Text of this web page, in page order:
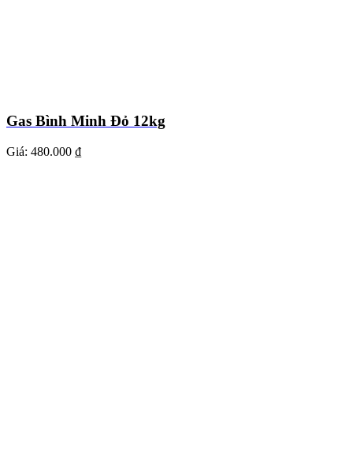
Gas Bình Minh Đỏ 12kg
Giá: 480.000 ₫